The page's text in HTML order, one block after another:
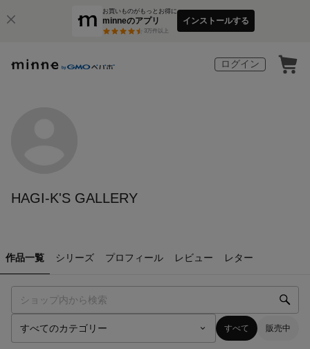
お買いものがもっとお得に
minneのアプリ
3万件以上
インストールする
ログイン
HAGI-K'S GALLERY
作品一覧 シリーズ プロフィール レビュー レター
すべて 販売中